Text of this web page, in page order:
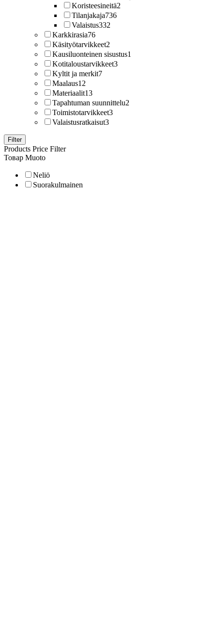
Koristeesineitä2
Tilanjakaja736
Valaistus332
Karkkirasia76
Käsityötarvikkeet2
Kausiluonteinen sisustus1
Kotitaloustarvikkeet3
Kyltit ja merkit7
Maalaus12
Materiaalit13
Tapahtuman suunnittelu2
Toimistotarvikkeet3
Valaistusratkaisut3
Filter
Products Price Filter
Товар Muoto
Neliö
Suorakulmainen